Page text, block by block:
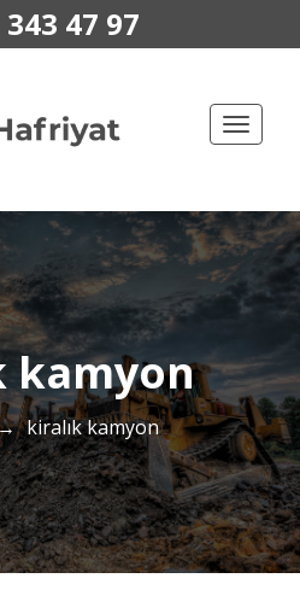
47 97
Toggle
kamyon
kiralık kamyon